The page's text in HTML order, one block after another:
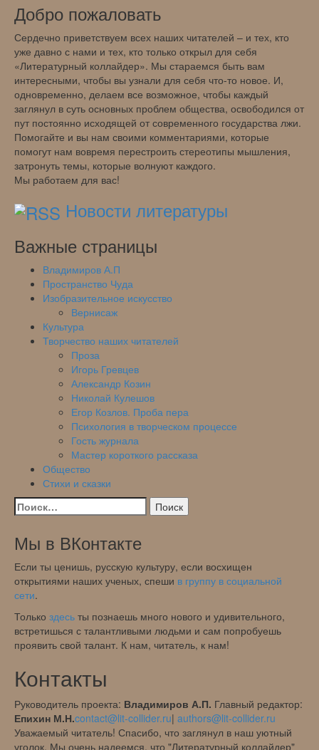
Добро пожаловать
Сердечно приветствуем всех наших читателей – и тех, кто
уже давно с нами и тех, кто только открыл для себя
«Литературный коллайдер». Мы стараемся быть вам
интересными, чтобы вы узнали для себя что-то новое. И,
одновременно, делаем все возможное, чтобы каждый
заглянул в суть основных проблем общества, освободился от
пут постоянно исходящей от современного государства лжи.
Помогайте и вы нам своими комментариями, которые
помогут нам вовремя перестроить стереотипы мышления,
затронуть темы, которые волнуют каждого.
Мы работаем для вас!
Новости литературы
Важные страницы
Владимиров А.П
Пространство Чуда
Изобразительное искусство
Вернисаж
Культура
Творчество наших читателей
Проза
Игорь Гревцев
Александр Козин
Николай Кулешов
Егор Козлов. Проба пера
Психология в творческом процессе
Гость журнала
Мастер короткого рассказа
Общество
Стихи и сказки
Найти:
Мы в ВКонтакте
Если ты ценишь, русскую культуру, если восхищен
открытиями наших ученых, спеши в группу в социальной
сети.
Только здесь ты познаешь много нового и удивительного,
встретишься с талантливыми людьми и сам попробуешь
проявить свой талант. К нам, читатель, к нам!
Контакты
Руководитель проекта: Владимиров А.П. Главный редактор:
Епихин М.Н.contact@lit-collider.ru| authors@lit-collider.ru
Уважаемый читатель! Спасибо, что заглянул в наш уютный
уголок. Мы очень надеемся, что "Литературный коллайдер"